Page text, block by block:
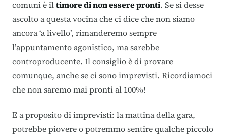
comuni è iltimore di non essere pronti. Se si desse
ascolto a questa vocina che ci dice che non siamo
ancora ‘a livello’, rimanderemo sempre
l’appuntamento agonistico, ma sarebbe
controproducente. Il consiglio è di provare
comunque, anche se ci sono imprevisti. Ricordiamoci
che non saremo mai pronti al 100%!
E a proposito di imprevisti: la mattina della gara,
potrebbe piovere o potremmo sentire qualche piccolo